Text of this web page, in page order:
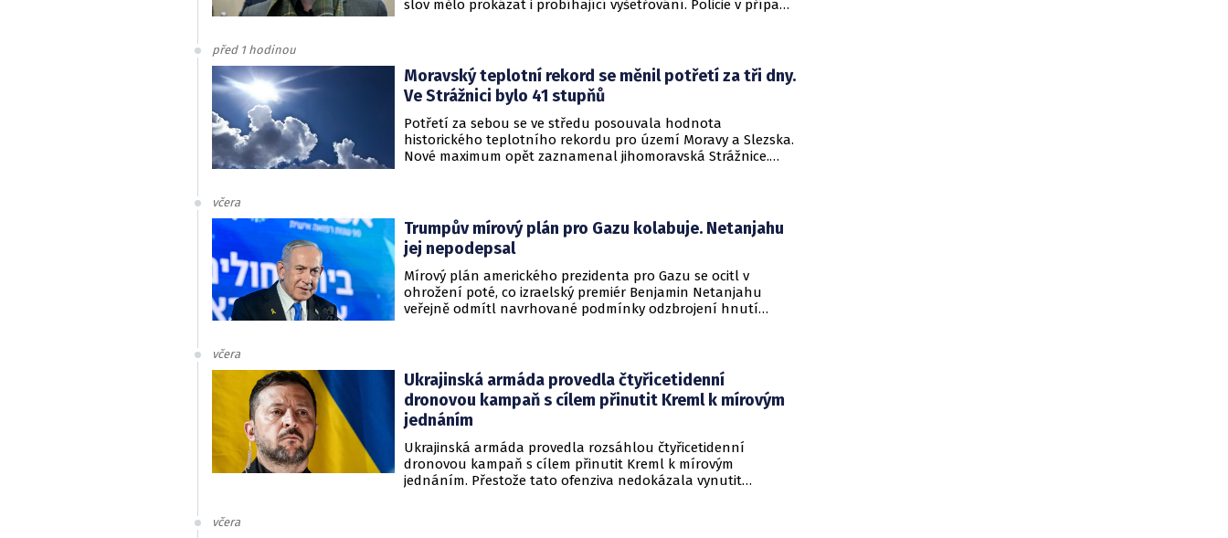
slov mělo prokázat i probíhající vyšetřování. Policie v případu
před 1 hodinou
Moravský teplotní rekord se měnil potřetí za tři dny.
Ve Strážnici bylo 41 stupňů
Potřetí za sebou se ve středu posouvala hodnota
historického teplotního rekordu pro území Moravy a Slezska.
Nové maximum opět zaznamenal jihomoravská Strážnice.
včera
Trumpův mírový plán pro Gazu kolabuje. Netanjahu
jej nepodepsal
Mírový plán amerického prezidenta pro Gazu se ocitl v
ohrožení poté, co izraelský premiér Benjamin Netanjahu
veřejně odmítl navrhované podmínky odzbrojení hnutí
včera
Ukrajinská armáda provedla čtyřicetidenní
dronovou kampaň s cílem přinutit Kreml k mírovým
jednáním
Ukrajinská armáda provedla rozsáhlou čtyřicetidenní
dronovou kampaň s cílem přinutit Kreml k mírovým
jednáním. Přestože tato ofenziva nedokázala vynutit
včera